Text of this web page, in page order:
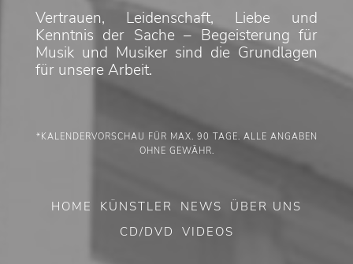
Vertrauen, Leidenschaft, Liebe und
Kenntnis der Sache – Begeisterung für
Musik und Musiker sind die Grundlagen
für unsere Arbeit.
*KALENDERVORSCHAU FÜR MAX. 90 TAGE. ALLE ANGABEN
OHNE GEWÄHR.
HOME KÜNSTLER NEWS
ÜBER UNS
CD/DVD
VIDEOS